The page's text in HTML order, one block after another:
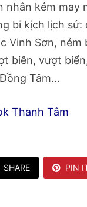
nhân kém
bi kịch lịch
Vinh Sơn,
biên, vượt
Tâm…
Thanh Tâm
SHARE PIN